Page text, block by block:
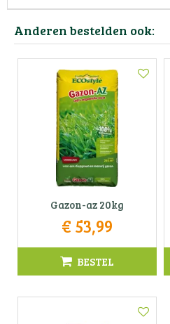
Anderen bestelden ook:
Gazon-az 20kg
€ 53,99
BESTEL